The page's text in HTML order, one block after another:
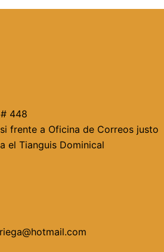
448
frente a Oficina de Correos justo
el Tianguis Dominical